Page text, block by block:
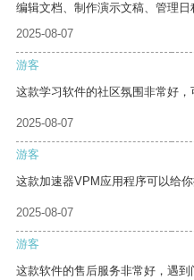
编辑文档、制作演示文稿、管理日
2025-08-07
游客
这款学习软件的社区氛围非常好，
2025-08-07
游客
这款加速器VPM应用程序可以给
2025-08-07
游客
这款软件的售后服务非常好，遇到